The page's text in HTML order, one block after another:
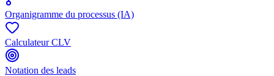
Organigramme du processus (IA)
Calculateur CLV
Notation des leads